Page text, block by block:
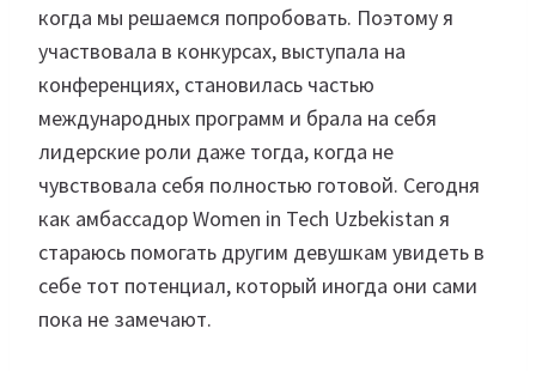
когда мы решаемся попробовать. Поэтому я
участвовала в конкурсах, выступала на
конференциях, становилась частью
международных программ и брала на себя
лидерские роли даже тогда, когда не
чувствовала себя полностью готовой. Сегодня
как амбассадор Women in Tech Uzbekistan я
стараюсь помогать другим девушкам увидеть в
себе тот потенциал, который иногда они сами
пока не замечают.